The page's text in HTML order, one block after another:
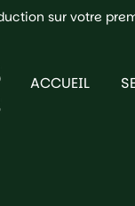
sur votre
ACCUEIL